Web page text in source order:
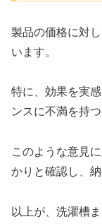
製品の価格に対
います。
特に、効果を実
ンスに不満を持
このような意見
かりと確認し、
以上が、洗濯槽